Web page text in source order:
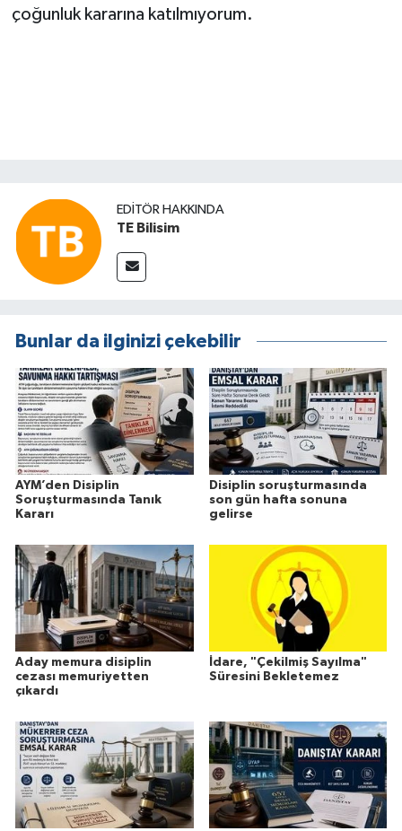
çoğunluk kararına katılmıyorum.
EDITÖR HAKKINDA
TE Bilisim
Bunlar da ilginizi çekebilir
AYM’den Disiplin
Soruşturmasında Tanık
Kararı
Disiplin soruşturmasında
son gün hafta sonuna
gelirse
Aday memura disiplin
cezası memuriyetten
çıkardı
İdare, "Çekilmiş Sayılma"
Süresini Bekletemez